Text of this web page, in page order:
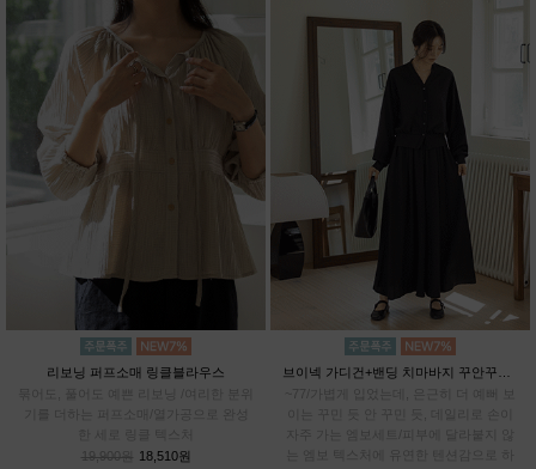
리보닝 퍼프소매 링클블라우스
묶어도, 풀어도 예쁜 리보닝 /여리한 분위
기를 더하는 퍼프소매/열가공으로 완성
한 세로 링클 텍스처
19,900원 18,510원
~77/가볍게 입었는데, 은근히 더 예뻐 보
자주 가는 엠보세트/피부에 달라붙지 않
는 엠보 텍스처에 유연한 텐션감으로 하